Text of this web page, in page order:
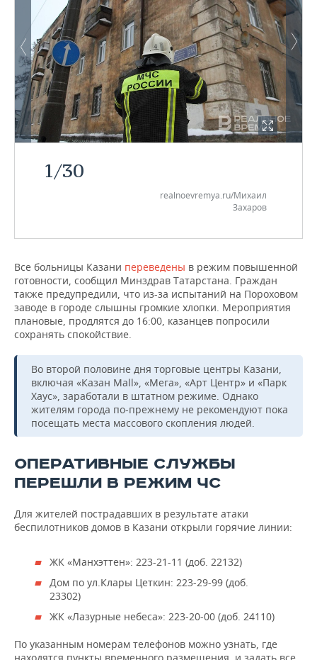
1/30
realnoevremya.ru/Михаил
Захаров
Все больницы Казани переведены в режим повышенной
готовности, сообщил Минздрав Татарстана. Граждан
также предупредили, что из-за испытаний на Пороховом
заводе в городе слышны громкие хлопки. Мероприятия
плановые, продлятся до 16:00, казанцев попросили
сохранять спокойствие.
Во второй половине дня торговые центры Казани,
включая «Казан Mall», «Мега», «Арт Центр» и «Парк
Хаус», заработали в штатном режиме. Однако
жителям города по-прежнему не рекомендуют пока
посещать места массового скопления людей.
ОПЕРАТИВНЫЕ СЛУЖБЫ
ПЕРЕШЛИ В РЕЖИМ ЧС
Для жителей пострадавших в результате атаки
беспилотников домов в Казани открыли горячие линии:
ЖК «Манхэттен»: 223-21-11 (доб. 22132)
Дом по ул.Клары Цеткин: 223-29-99 (доб.
23302)
ЖК «Лазурные небеса»: 223-20-00 (доб. 24110)
По указанным номерам телефонов можно узнать, где